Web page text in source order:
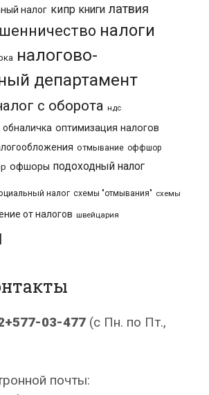
налог кипр книги латвия
налоги
налогово-
департамент
с оборота ндс
обналичка оптимизация налогов
отмывание оффшор
офшоры подоходный налог
налог схемы "отмывания" схемы
от налогов швейцария
03-477 (с Пн. по Пт.,
почты: